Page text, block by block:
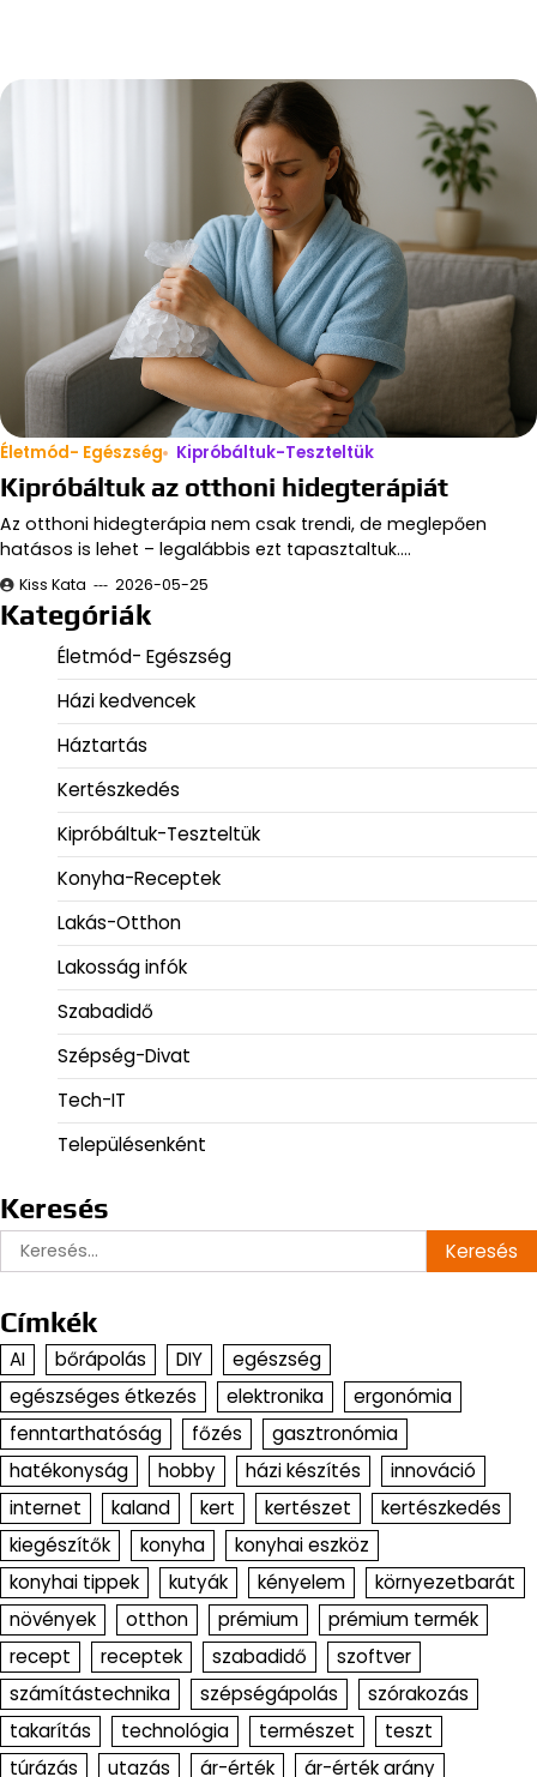
Életmód- Egészség Kipróbáltuk-Teszteltük
Kipróbáltuk az otthoni hidegterápiát
Az otthoni hidegterápia nem csak trendi, de meglepően
hatásos is lehet – legalábbis ezt tapasztaltuk.…
Kiss Kata 2026-05-25
Kategóriák
Életmód- Egészség
Házi kedvencek
Háztartás
Kertészkedés
Kipróbáltuk-Teszteltük
Konyha-Receptek
Lakás-Otthon
Lakosság infók
Szabadidő
Szépség-Divat
Tech-IT
Településenként
Keresés
Keresés:
Címkék
AI bőrápolás DIY
egészség
egészséges étkezés
elektronika
ergonómia
fenntarthatóság
főzés
gasztronómia
hatékonyság
hobby házi készítés
innováció
internet
kaland kert kertészet
kertészkedés
kiegészítők
konyha
konyhai eszköz
konyhai tippek
kutyák kényelem
környezetbarát
növények
otthon prémium
prémium termék
recept
receptek szabadidő
szoftver
számítástechnika
szépségápolás
szórakozás
takarítás
technológia természet
teszt
túrázás
utazás ár-érték ár-érték arány